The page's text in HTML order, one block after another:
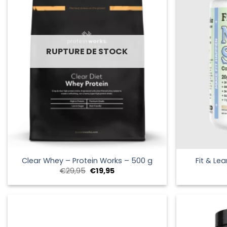
RUPTURE DE STOCK
Clear Whey – Protein Works – 500 g
€29,95 Le
initial
€19,95Le
actuel
Fit &